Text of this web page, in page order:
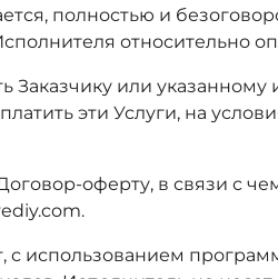
полностью и
относительно
Заказчику или указанному
эти Услуги, на
оферту, в связи с
с использованием